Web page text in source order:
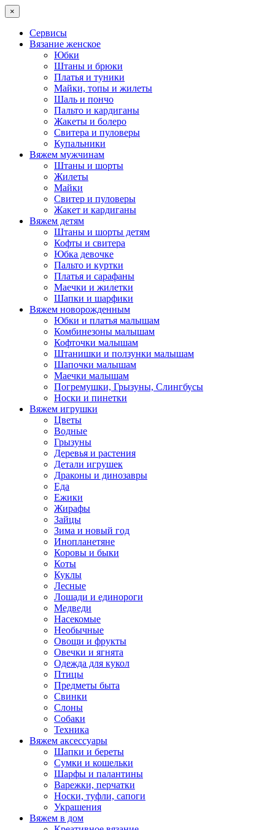
×
Сервисы
Вязание женское
Юбки
Штаны и брюки
Платья и туники
Майки, топы и жилеты
Шаль и пончо
Пальто и кардиганы
Жакеты и болеро
Свитера и пуловеры
Купальники
Вяжем мужчинам
Штаны и шорты
Жилеты
Майки
Свитер и пуловеры
Жакет и кардиганы
Вяжем детям
Штаны и шорты детям
Кофты и свитера
Юбка девочке
Пальто и куртки
Платья и сарафаны
Маечки и жилетки
Шапки и шарфики
Вяжем новорожденным
Юбки и платья малышам
Комбинезоны малышам
Кофточки малышам
Штанишки и ползунки малышам
Шапочки малышам
Маечки малышам
Погремушки, Грызуны, Слингбусы
Носки и пинетки
Вяжем игрушки
Цветы
Водные
Грызуны
Деревья и растения
Детали игрушек
Драконы и динозавры
Еда
Ежики
Жирафы
Зайцы
Зима и новый год
Инопланетяне
Коровы и быки
Коты
Куклы
Лесные
Лошади и единороги
Медведи
Насекомые
Необычные
Овощи и фрукты
Овечки и ягнята
Одежда для кукол
Птицы
Предметы быта
Свинки
Слоны
Собаки
Техника
Вяжем аксессуары
Шапки и береты
Сумки и кошельки
Шарфы и палантины
Варежки, перчатки
Носки, туфли, сапоги
Украшения
Вяжем в дом